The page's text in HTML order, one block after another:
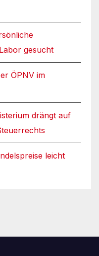
gesucht
ÖPNV im
drängt auf
leicht